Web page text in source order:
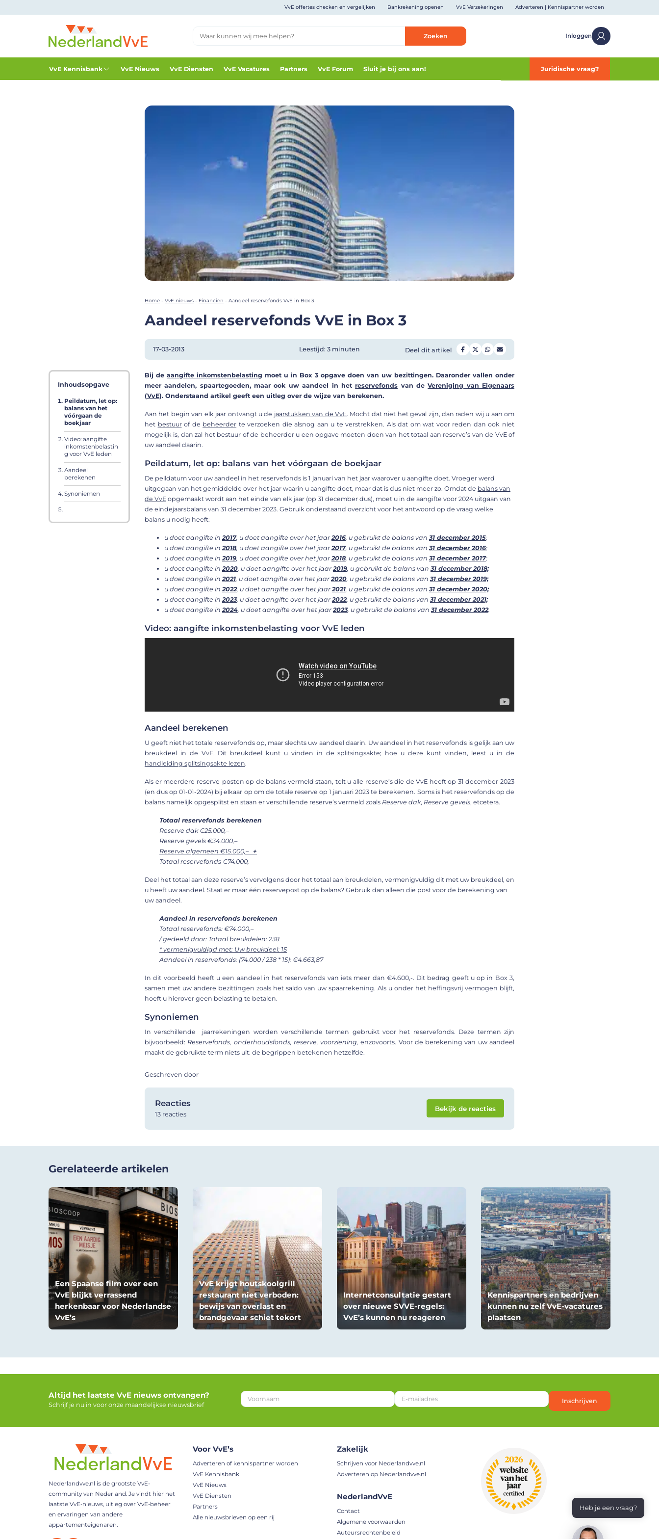
VvE offertes checken en vergelijken Bankrekening openen VvE Verzekeringen Adverteren | Kennispartner worden
Zoeken Inloggen
VvE Kennisbank VvE Nieuws VvE Diensten VvE Vacatures Partners VvE Forum Sluit je bij ons aan! Juridische vraag?
Home - VvE nieuws - Financien - Aandeel reservefonds VvE in Box 3
Aandeel reservefonds VvE in Box 3
17-03-2013 Leestijd: 3 minuten Deel dit artikel
Inhoudsopgave
Peildatum, let op:
balans van het
vóórgaan de
boekjaar
Video: aangifte
inkomstenbelastin
g voor VvE leden
Aandeel
berekenen
Synoniemen
Bij de aangifte inkomstenbelasting moet u in Box 3 opgave doen van uw bezittingen. Daaronder vallen onder
meer aandelen, spaartegoeden, maar ook uw aandeel in het reservefonds van deVereniging van Eigenaars
(VvE). Onderstaand artikel geeft een uitleg over de wijze van berekenen.
Aan het begin van elk jaar ontvangt u de jaarstukken van de VvE. Mocht dat niet het geval zijn, dan raden wij u aan om
het bestuurof de beheerder te verzoeken die alsnog aan u te verstrekken. Als dat om wat voor reden dan ook niet
mogelijk is, dan zal het bestuur of de beheerder u een opgave moeten doen van het totaal aan reserve’s van de VvE of
uw aandeel daarin.
Peildatum, let op: balans van het vóórgaan de boekjaar
De peildatum voor uw aandeel in het reservefonds is 1 januari van het jaar waarover u aangifte doet. Vroeger werd
uitgegaan van het gemiddelde over het jaar waarin u aangifte doet, maar dat is dus niet meer zo. Omdat de balans van
de VvE opgemaakt wordt aan het einde van elk jaar (op 31 december dus), moet u in de aangifte voor 2024 uitgaan van
de eindejaarsbalans van 31 december 2023. Gebruik onderstaand overzicht voor het antwoord op de vraag welke
balans u nodig heeft:
u doet aangifte in 2017, u doet aangifte over het jaar2016, u gebruikt de balans van 31 december 2015;
u doet aangifte in 2018, u doet aangifte over het jaar2017, u gebruikt de balans van 31 december 2016;
u doet aangifte in 2019, u doet aangifte over het jaar2018, u gebruikt de balans van 31 december 2017;
u doet aangifte in 2020, u doet aangifte over het jaar2019, u gebruikt de balans van 31 december 2018;
u doet aangifte in 2021, u doet aangifte over het jaar2020, u gebruikt de balans van 31 december 2019;
u doet aangifte in 2022, u doet aangifte over het jaar2021, u gebruikt de balans van 31 december 2020;
u doet aangifte in 2023, u doet aangifte over het jaar2022, u gebruikt de balans van 31 december 2021;
u doet aangifte in 2024, u doet aangifte over het jaar2023, u gebruikt de balans van 31 december 2022.
Video: aangifte inkomstenbelasting voor VvE leden
Aandeel berekenen
U geeft niet het totale reservefonds op, maar slechts uw aandeel daarin. Uw aandeel in het reservefonds is gelijk aan uw
breukdeel in de VvE. Dit breukdeel kunt u vinden in de splitsingsakte; hoe u deze kunt vinden, leest u in de
handleiding splitsingsakte lezen.
Als er meerdere reserve-posten op de balans vermeld staan, telt u alle reserve’s die de VvE heeft op 31 december 2023
(en dus op 01-01-2024) bij elkaar op om de totale reserve op 1 januari 2023 te berekenen. Soms is het reservefonds op de
balans namelijk opgesplitst en staan er verschillende reserve’s vermeld zoals Reserve dak, Reserve gevels, etcetera.
Totaal reservefonds berekenen
Reserve dak €25.000,–
Reserve gevels €34.000,–
Reserve algemeen €15.000,– +
Totaal reservefonds €74.000,–
Deel het totaal aan deze reserve’s vervolgens door het totaal aan breukdelen, vermenigvuldig dit met uw breukdeel, en
u heeft uw aandeel. Staat er maar één reservepost op de balans? Gebruik dan alleen die post voor de berekening van
uw aandeel.
Aandeel in reservefonds berekenen
Totaal reservefonds: €74.000,–
/ gedeeld door: Totaal breukdelen: 238
* vermenigvuldigd met: Uw breukdeel: 15
Aandeel in reservefonds: (74.000 / 238 * 15): €4.663,87
In dit voorbeeld heeft u een aandeel in het reservefonds van iets meer dan €4.600,-. Dit bedrag geeft u op in Box 3,
samen met uw andere bezittingen zoals het saldo van uw spaarrekening. Als u onder het heffingsvrij vermogen blijft,
hoeft u hierover geen belasting te betalen.
Synoniemen
In verschillende jaarrekeningen worden verschillende termen gebruikt voor het reservefonds. Deze termen zijn
bijvoorbeeld: Reservefonds, onderhoudsfonds, reserve, voorziening,enzovoorts. Voor de berekening van uw aandeel
maakt de gebruikte term niets uit: de begrippen betekenen hetzelfde.
Geschreven door
Reacties
13 reacties
Bekijk de reacties
Gerelateerde artikelen
Een Spaanse film over een
VvE blijkt verrassend
herkenbaar voor Nederlandse
VvE’s
VvE krijgt houtskoolgrill
restaurant niet verboden:
bewijs van overlast en
brandgevaar schiet tekort
Internetconsultatie gestart
over nieuwe SVVE-regels:
VvE’s kunnen nu reageren
Kennispartners en bedrijven
kunnen nu zelf VvE-vacatures
plaatsen
Altijd het laatste VvE nieuws ontvangen?
Schrijf je nu in voor onze maandelijkse nieuwsbrief
*
E
a
-
Inschrijven
Nederlandvve.nl is de grootste VvE-
community van Nederland. Je vindt hier het
laatste VvE-nieuws, uitleg over VvE-beheer
en ervaringen van andere
appartementeigenaren.
Voor VvE’s
Adverteren of kennispartner worden
VvE Kennisbank
VvE Nieuws
VvE Diensten
Partners
Alle nieuwsbrieven op een rij
Zakelijk
Schrijven voor Nederlandvve.nl
Adverteren op Nederlandvve.nl
NederlandVvE
Contact
Algemene voorwaarden
Auteursrechtenbeleid
Heb je een vraag?